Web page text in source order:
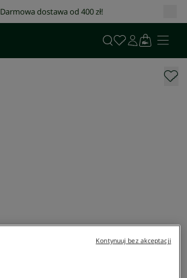
Darmowa dostawa od 400 zł!
Kontynuuj bez akceptacji